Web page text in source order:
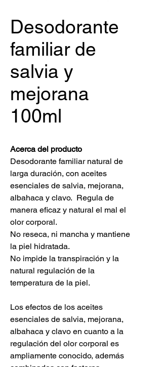
Desodorante
familiar de
salvia y
mejorana
100ml
Acerca del producto
Desodorante familiar natural de
larga duración, con aceites
esenciales de salvia, mejorana,
albahaca y clavo. Regula de
manera eficaz y natural el mal el
olor corporal.
No reseca, ni mancha y mantiene
la piel hidratada.
No impide la transpiración y la
natural regulación de la
temperatura de la piel.
Los efectos de los aceites
esenciales de salvia, mejorana,
albahaca y clavo en cuanto a la
regulación del olor corporal es
ampliamente conocido, además